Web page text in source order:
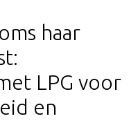
haar
LPG voor
en